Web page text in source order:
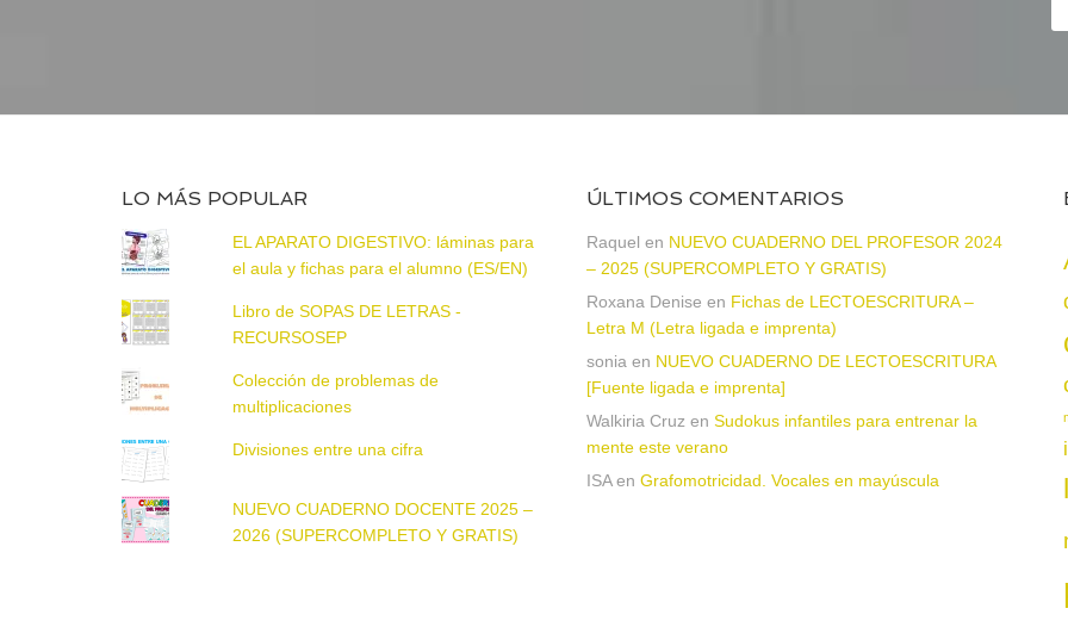
LO MÁS POPULAR
EL APARATO DIGESTIVO: láminas para
el aula y fichas para el alumno (ES/EN)
Libro de SOPAS DE LETRAS -
RECURSOSEP
Colección de problemas de
multiplicaciones
Divisiones entre una cifra
NUEVO CUADERNO DOCENTE 2025 –
2026 (SUPERCOMPLETO Y GRATIS)
ÚLTIMOS COMENTARIOS
Raquel en NUEVO CUADERNO DEL PROFESOR 2024
– 2025 (SUPERCOMPLETO Y GRATIS)
Roxana Denise en Fichas de LECTOESCRITURA –
Letra M (Letra ligada e imprenta)
sonia en NUEVO CUADERNO DE LECTOESCRITURA
[Fuente ligada e imprenta]
Walkiria Cruz en Sudokus infantiles para entrenar la
mente este verano
ISAen Grafomotricidad. Vocales en mayúscula